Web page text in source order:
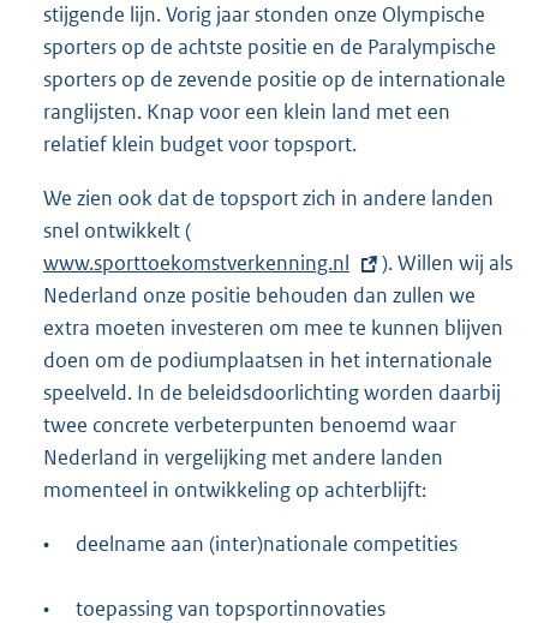
stijgende lijn. Vorig jaar stonden onze Olympische
sporters op de achtste positie en de Paralympische
sporters op de zevende positie op de internationale
ranglijsten. Knap voor een klein land met een
relatief klein budget voor topsport.
We zien ook dat de topsport zich in andere landen
snel ontwikkelt (
x
t
e
r
n
e
l
i
k
www.sporttoekomstverkenning.nl
). Willen wij als
Nederland onze positie behouden dan zullen we
extra moeten investeren om mee te kunnen blijven
doen om de podiumplaatsen in het internationale
speelveld. In de beleidsdoorlichting worden daarbij
twee concrete verbeterpunten benoemd waar
Nederland in vergelijking met andere landen
momenteel in ontwikkeling op achterblijft:
• deelname aan (inter)nationale competities
• toepassing van topsportinnovaties